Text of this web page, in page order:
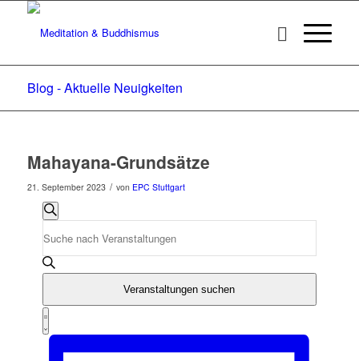
Blog - Aktuelle Neuigkeiten
Mahayana-Grundsätze
21. September 2023 / von EPC Stuttgart
Veranstaltungen
Veranstaltungen
Suche
und
Ansichten,
Navigation
Suche
Schlüsselwort
eingeben.
Suche
Veranstaltungen
Schlüsselwort.
Veranstaltungen suchen
Veranstaltung
Ansichten-
Navigation
Zusammenfassung